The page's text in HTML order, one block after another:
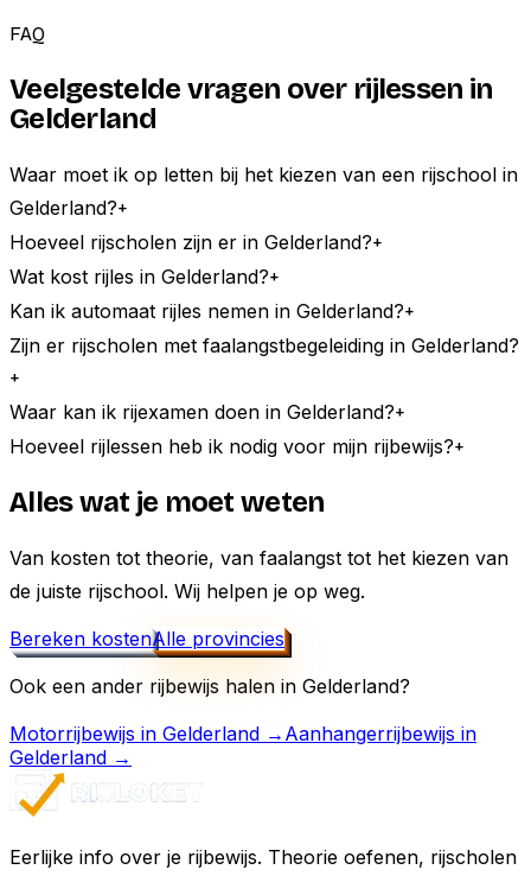
FAQ
Veelgestelde vragen over rijlessen in
Gelderland
Waar moet ik op letten bij het kiezen van een rijschool in
Gelderland?+
Hoeveel rijscholen zijn er in Gelderland?+
Wat kost rijles in Gelderland?+
Kan ik automaat rijles nemen in Gelderland?+
Zijn er rijscholen met faalangstbegeleiding in Gelderland?
+
Waar kan ik rijexamen doen in Gelderland?+
Hoeveel rijlessen heb ik nodig voor mijn rijbewijs?+
Alles wat je moet weten
Van kosten tot theorie, van faalangst tot het kiezen van
de juiste rijschool. Wij helpen je op weg.
Bereken kostenAlle provincies
Ook een ander rijbewijs halen in Gelderland?
Motorrijbewijs in Gelderland → Aanhangerrijbewijs in
Gelderland →
Eerlijke info over je rijbewijs. Theorie oefenen, rijscholen